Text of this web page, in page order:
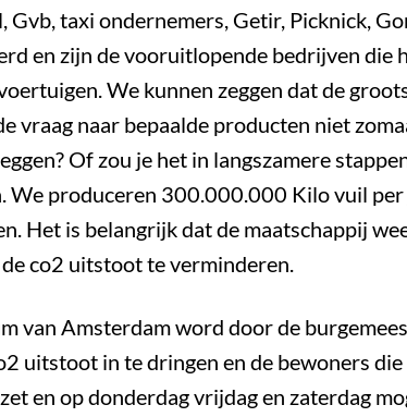
Gvb, taxi ondernemers, Getir, Picknick,
en zijn de vooruitlopende bedrijven die
We kunnen zeggen dat de
vraag naar bepaalde producten niet
Of zou je het in langszamere
We produceren 300.000.000 Kilo vuil
Het is belangrijk dat de maatschappij
co2 uitstoot te verminderen.
van Amsterdam word door de
uitstoot in te dringen en de bewoners
en op donderdag vrijdag en zaterdag